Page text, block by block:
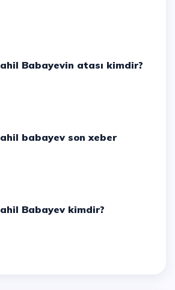
Sahil Babayevin atası kimdir?
Sahil babayev son xeber
Sahil Babayev kimdir?